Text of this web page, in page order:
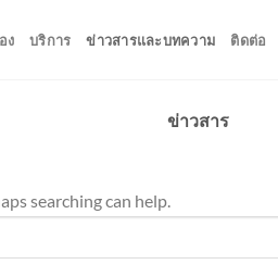
ง บริการ ข่าวสารและบทความ ติดต่อ
ข่าวสาร
searching can help.